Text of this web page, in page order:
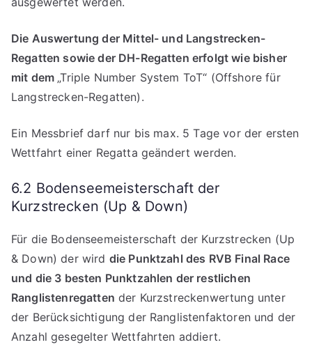
Die Auswertung der Mittel- und Langstrecken-
Regatten sowie der DH-Regatten erfolgt wie bisher
mit dem „Triple Number System ToT“ (Offshore für
Langstrecken-Regatten).
Ein Messbrief darf nur bis max. 5 Tage vor der ersten
Wettfahrt einer Regatta geändert werden.
6.2 Bodenseemeisterschaft der
Kurzstrecken (Up & Down)
Für die Bodenseemeisterschaft der Kurzstrecken (Up
& Down) der wird die Punktzahl des RVB Final Race
und die 3 besten Punktzahlen der restlichen
Ranglistenregatten der Kurzstreckenwertung unter
der Berücksichtigung der Ranglistenfaktoren und der
Anzahl gesegelter Wettfahrten addiert.